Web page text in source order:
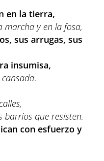
en la tierra,
marcha y en la fosa,
sus arrugas, sus
insumisa,
.
barrios que resisten.
con esfuerzo y